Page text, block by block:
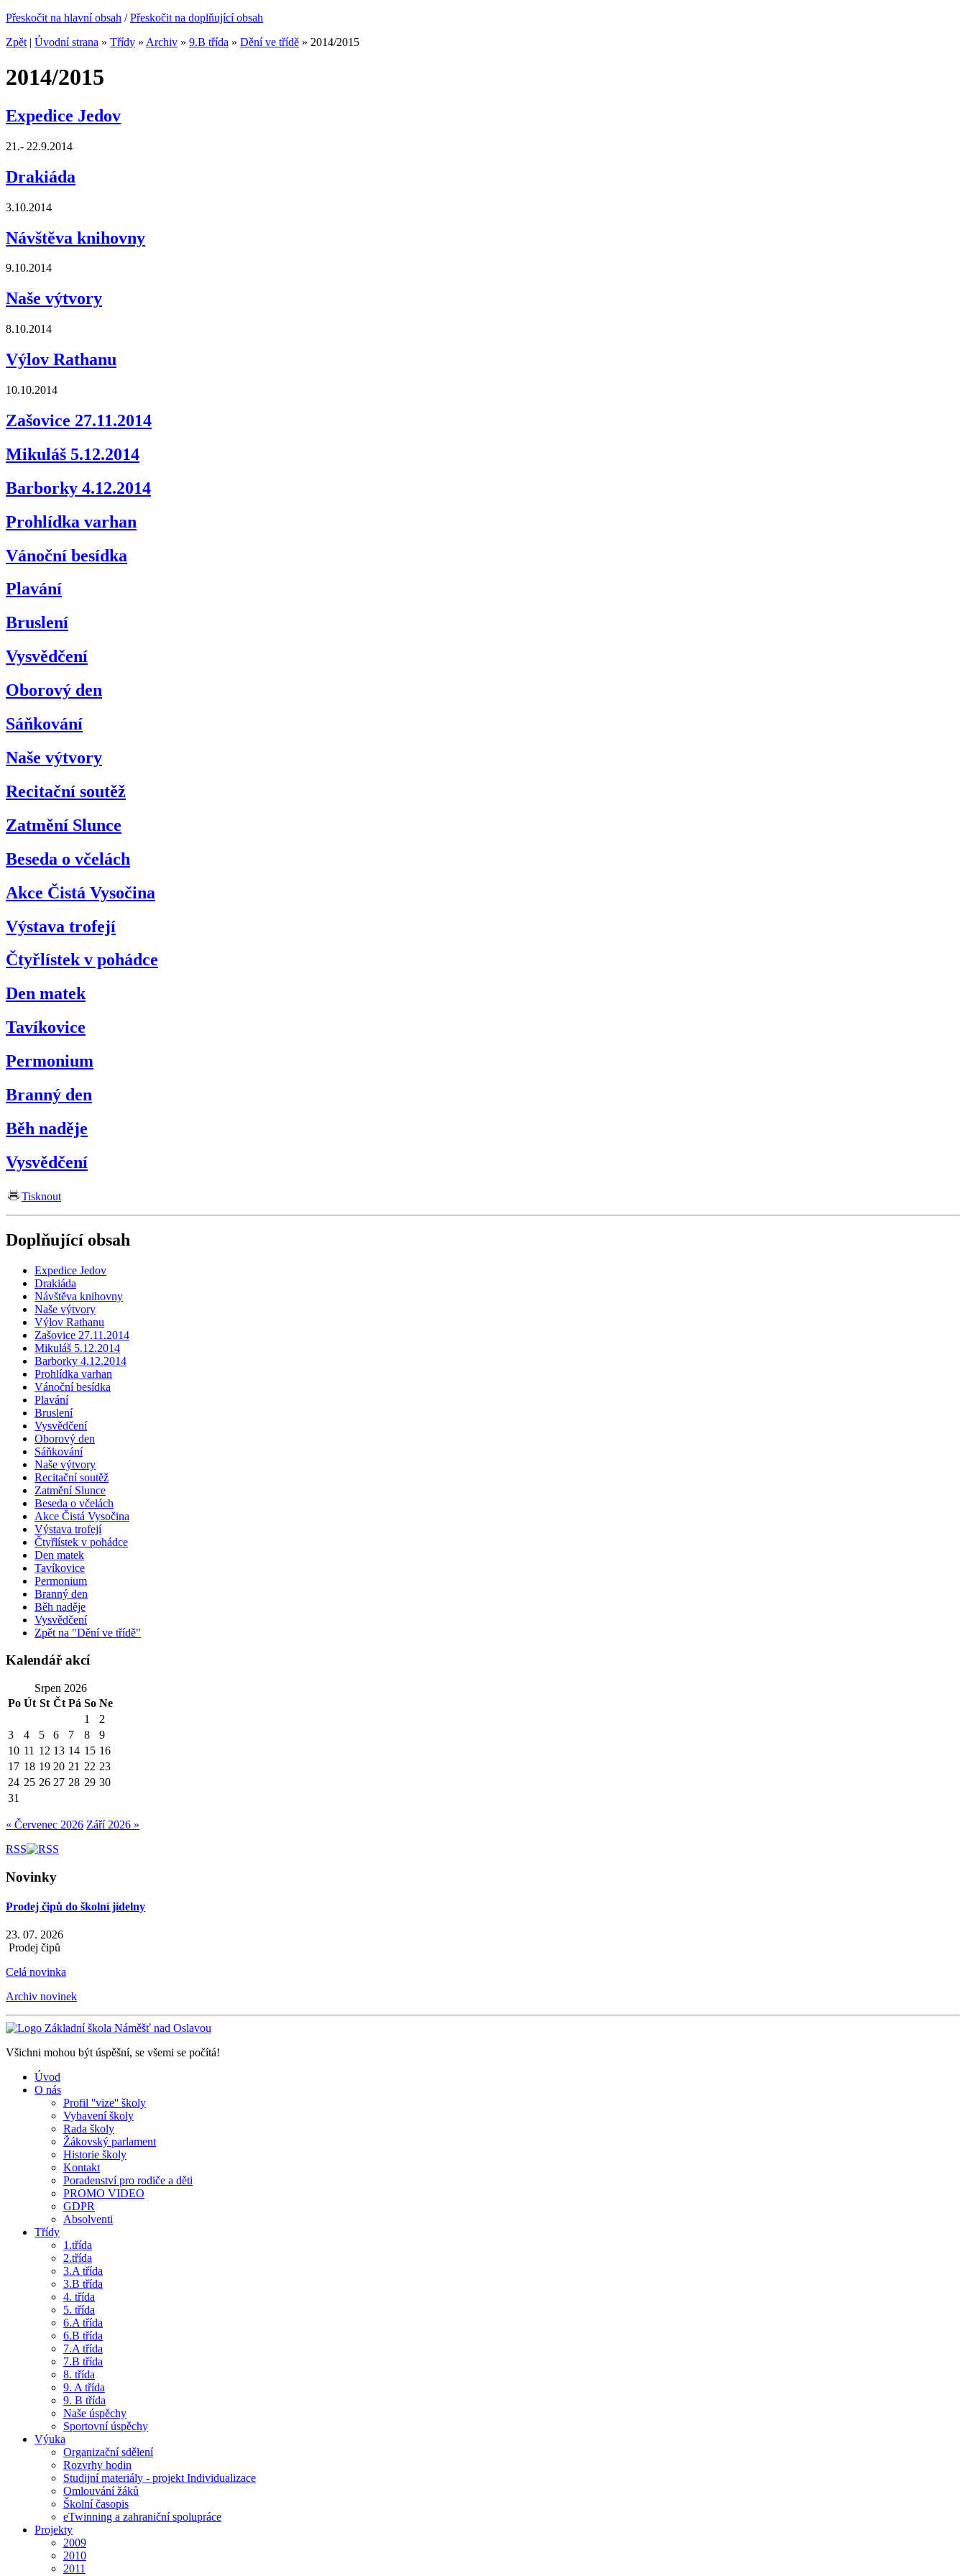
Přeskočit na hlavní obsah /Přeskočit na doplňující obsah
Zpět | Úvodní strana » Třídy » Archiv » 9.B třída » Dění ve třídě » 2014/2015
2014/2015
Expedice Jedov
21.- 22.9.2014
Drakiáda
3.10.2014
Návštěva knihovny
9.10.2014
Naše výtvory
8.10.2014
Výlov Rathanu
10.10.2014
Zašovice 27.11.2014
Mikuláš 5.12.2014
Barborky 4.12.2014
Prohlídka varhan
Vánoční besídka
Plavání
Bruslení
Vysvědčení
Oborový den
Sáňkování
Naše výtvory
Recitační soutěž
Zatmění Slunce
Beseda o včelách
Akce Čistá Vysočina
Výstava trofejí
Čtyřlístek v pohádce
Den matek
Tavíkovice
Permonium
Branný den
Běh naděje
Vysvědčení
Tisknout
Doplňující obsah
Expedice Jedov
Drakiáda
Návštěva knihovny
Naše výtvory
Výlov Rathanu
Zašovice 27.11.2014
Mikuláš 5.12.2014
Barborky 4.12.2014
Prohlídka varhan
Vánoční besídka
Plavání
Bruslení
Vysvědčení
Oborový den
Sáňkování
Naše výtvory
Recitační soutěž
Zatmění Slunce
Beseda o včelách
Akce Čistá Vysočina
Výstava trofejí
Čtyřlístek v pohádce
Den matek
Tavíkovice
Permonium
Branný den
Běh naděje
Vysvědčení
Zpět na "Dění ve třídě"
Kalendář akcí
Srpen 2026
Po Út St Čt Pá So Ne
1
2
3
4 5 6 7 8
9
10 11 12 13 14 15 16
17 18 19 20 21 22 23
24 25 26 27 28 29 30
31
« Červenec 2026 Září 2026 »
RSS
Novinky
Prodej čipů do školní jídelny
23. 07. 2026
Prodej čipů
Celá novinka
Archiv novinek
Všichni mohou být úspěšní, se všemi se počítá!
Úvod
O nás
Profil ''vize'' školy
Vybavení školy
Rada školy
Žákovský parlament
Historie školy
Kontakt
Poradenství pro rodiče a děti
PROMO VIDEO
GDPR
Absolventi
Třídy
1.třída
2.třída
3.A třída
3.B třída
4. třída
5. třída
6.A třída
6.B třída
7.A třída
7.B třída
8. třída
9. A třída
9. B třída
Naše úspěchy
Sportovní úspěchy
Výuka
Organizační sdělení
Rozvrhy hodin
Studijní materiály - projekt Individualizace
Omlouvání žáků
Školní časopis
eTwinning a zahraniční spolupráce
Projekty
2009
2010
2011